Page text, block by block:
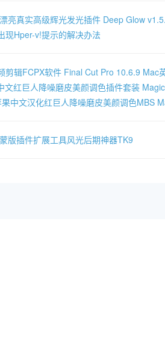
亮真实高级辉光发光插件 Deep Glow
现Hper-v!提示的解决办法
剪辑FCPX软件 Final Cut Pro 10.6.9 Mac
文红巨人降噪磨皮美颜调色插件套装
中文汉化红巨人降噪磨皮美颜调色MBS
版插件扩展工具风光后期神器TK9